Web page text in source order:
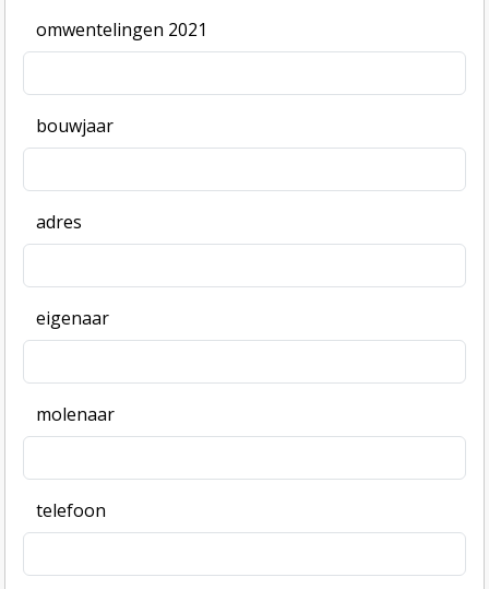
omwentelingen 2021
bouwjaar
adres
eigenaar
molenaar
telefoon